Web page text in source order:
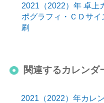
2021（2022）年 卓上
ポグラフィ・ＣＤサ
刷
関連するカレンダ
2021（2022）年カレ